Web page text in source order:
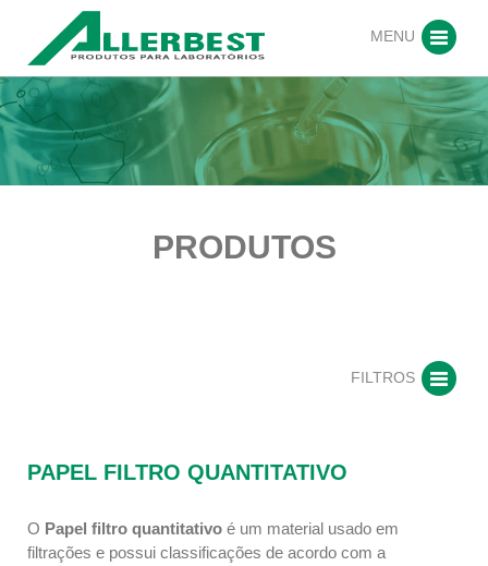
MENU
PRODUTOS
FILTROS
PAPEL FILTRO QUANTITATIVO
O Papel filtro quantitativo é um material usado em
filtrações e possui classificações de acordo com a